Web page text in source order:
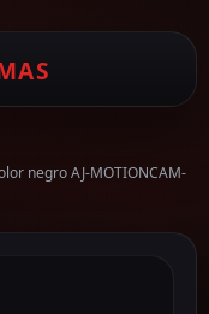
negro AJ-MOTIONCAM-